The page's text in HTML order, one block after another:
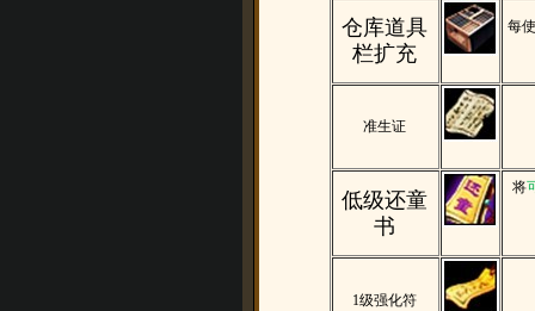
仓库道具
栏扩充
每
准生证
低级还童
书
将
1级强化符